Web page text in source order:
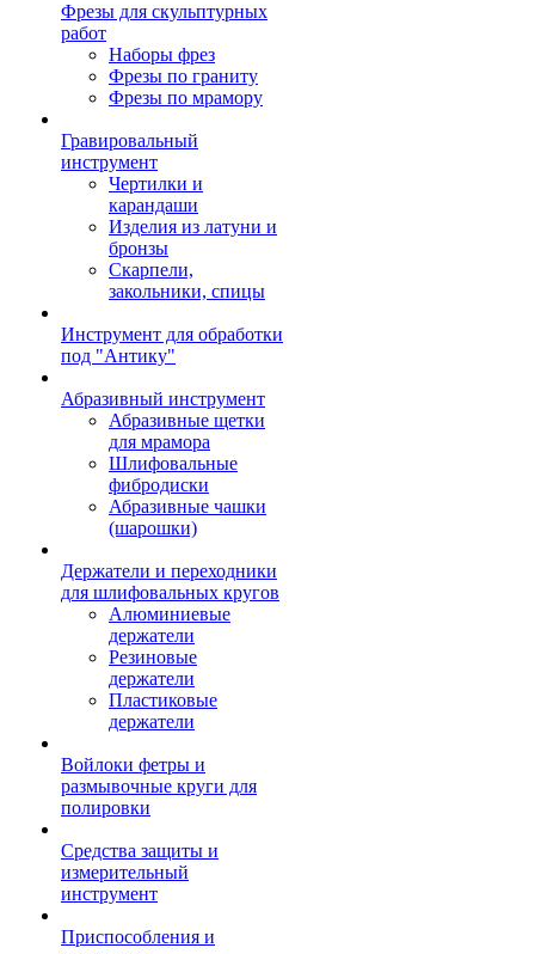
Фрезы для скульптурных
работ
Наборы фрез
Фрезы по граниту
Фрезы по мрамору
Гравировальный
инструмент
Чертилки и
карандаши
Изделия из латуни и
бронзы
Скарпели,
закольники, спицы
Инструмент для обработки
под "Антику"
Абразивный инструмент
Абразивные щетки
для мрамора
Шлифовальные
фибродиски
Абразивные чашки
(шарошки)
Держатели и переходники
для шлифовальных кругов
Алюминиевые
держатели
Резиновые
держатели
Пластиковые
держатели
Войлоки фетры и
размывочные круги для
полировки
Средства защиты и
измерительный
инструмент
Приспособления и